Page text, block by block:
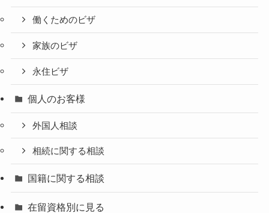
働くためのビザ
家族のビザ
永住ビザ
個人のお客様
外国人相談
相続に関する相談
国籍に関する相談
在留資格別に見る